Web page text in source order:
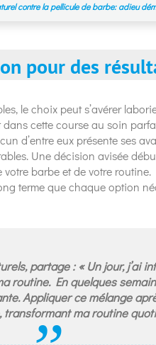
contre la pellicule de barbe: adieu
pour des
le choix peut s’avérer
cette course au soin
d’entre eux présente ses
Une décision avisée
barbe et de votre
terme que chaque option
partage : « Un jour, j’ai
routine. En quelques
Appliquer ce mélange
ma routine